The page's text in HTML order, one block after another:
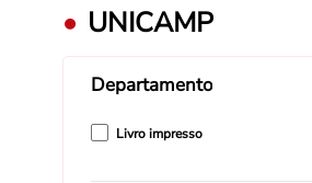
UNICAMP
Departamento
Livro impresso